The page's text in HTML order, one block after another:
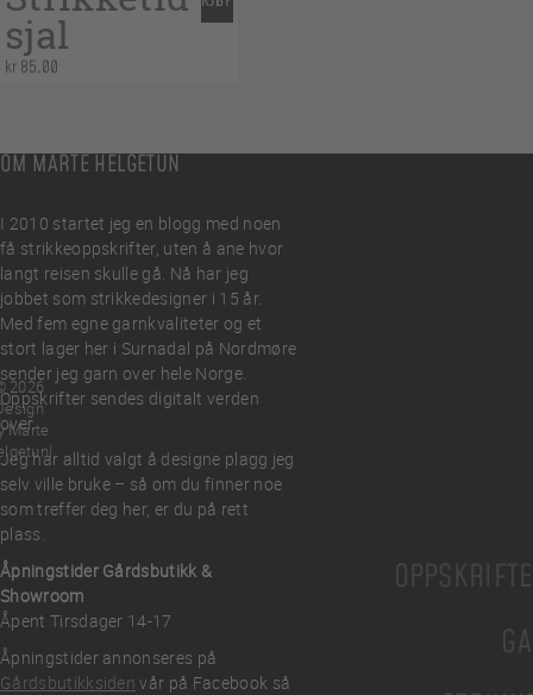
sjal
kr 85,00
OM MARTE HELGETUN
I 2010 startet jeg en blogg med noen
få strikkeoppskrifter, uten å ane hvor
langt reisen skulle gå. Nå har jeg
jobbet som strikkedesigner i 15 år.
Med fem egne garnkvaliteter og et
stort lager her i Surnadal på Nordmøre
sender jeg garn over hele Norge.
Oppskrifter sendes digitalt verden
over.
Jeg har alltid valgt å designe plagg jeg
selv ville bruke – så om du finner noe
som treffer deg her, er du på rett
plass.
Åpningstider Gårdsbutikk &
Showroom
Åpent Tirsdager 14-17
Åpningstider annonseres på
Gårdsbutikksiden vår på Facebook så
2026
Marte